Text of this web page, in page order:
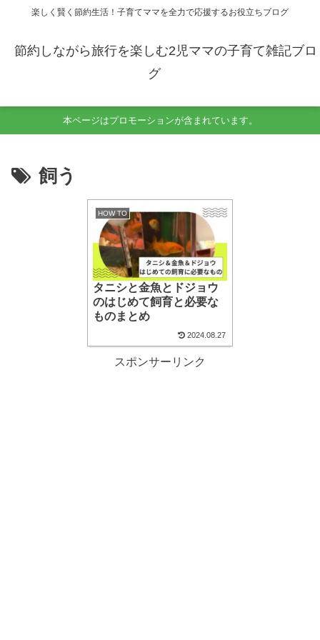
楽しく賢く節約生活！子育てママを全力で応援するお役立ちブログ
節約しながら旅行を楽しむ2児ママの子育て雑記ブロ
グ
本ページはプロモーションが含まれています。
飼う
HOW TO
タニシと金魚とドジョウ
のはじめて飼育と必要な
ものまとめ
2024.08.27
スポンサーリンク